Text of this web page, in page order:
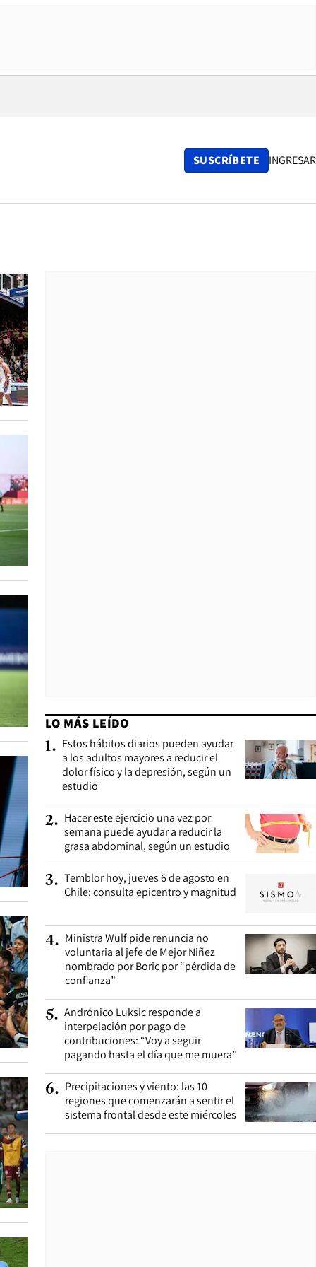
SUSCRÍBETE INGRESAR
LO MÁS LEÍDO
1. Estos hábitos diarios pueden ayudar
a los adultos mayores a reducir el
dolor físico y la depresión, según un
estudio
2. Hacer este ejercicio una vez por
semana puede ayudar a reducir la
grasa abdominal, según un estudio
3. Temblor hoy, jueves 6 de agosto en
Chile: consulta epicentro y magnitud
4. Ministra Wulf pide renuncia no
voluntaria al jefe de Mejor Niñez
nombrado por Boric por “pérdida de
confianza”
5. Andrónico Luksic responde a
interpelación por pago de
contribuciones: “Voy a seguir
pagando hasta el día que me muera”
6. Precipitaciones y viento: las 10
regiones que comenzarán a sentir el
sistema frontal desde este miércoles